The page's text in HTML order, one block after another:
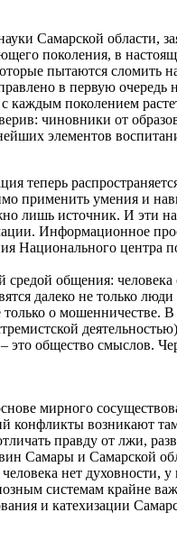
Самарской области,
поколения, в
пытаются сломить
в первую очередь
поколением
чиновники от
элементов
теперь
применить умения и
лишь источник. И эти
Информационное
Национального
общения:
далеко не только люди
о мошенничестве.
общество смыслов.
мирного
конфликты возникают
правду от лжи,
Самары и Самарской
нет духовности, у
системам крайне
и катехизации